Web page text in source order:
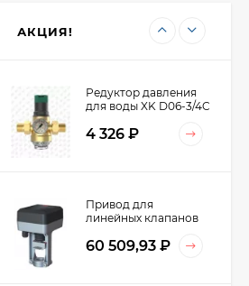
АКЦИЯ!
Редуктор давления
для воды XK D06-3/4C
(ХВС) 3/4" DN20 до
4 326 ₽
Привод для
линейных клапанов
20мм IP54
60 509,93 ₽